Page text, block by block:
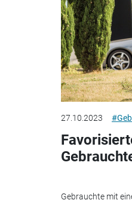
27.10.2023
Gebrauchte mit